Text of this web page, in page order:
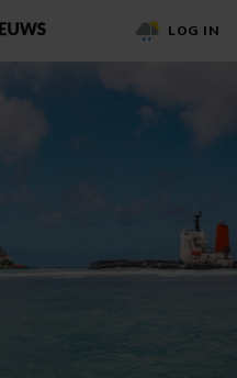
LOG IN